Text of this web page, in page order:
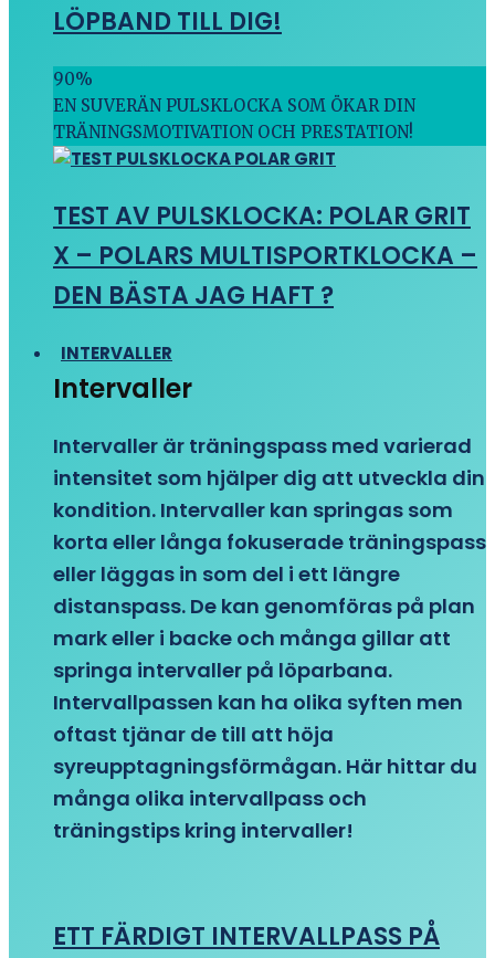
LÖPBAND TILL DIG!
90%
EN SUVERÄN PULSKLOCKA SOM ÖKAR DIN
TRÄNINGSMOTIVATION OCH PRESTATION!
TEST AV PULSKLOCKA: POLAR GRIT
X – POLARS MULTISPORTKLOCKA –
DEN BÄSTA JAG HAFT ?
INTERVALLER
Intervaller
Intervaller är träningspass med varierad
intensitet som hjälper dig att utveckla din
kondition. Intervaller kan springas som
korta eller långa fokuserade träningspass
eller läggas in som del i ett längre
distanspass. De kan genomföras på plan
mark eller i backe och många gillar att
springa intervaller på löparbana.
Intervallpassen kan ha olika syften men
oftast tjänar de till att höja
syreupptagningsförmågan. Här hittar du
många olika intervallpass och
träningstips kring intervaller!
ETT FÄRDIGT INTERVALLPASS PÅ